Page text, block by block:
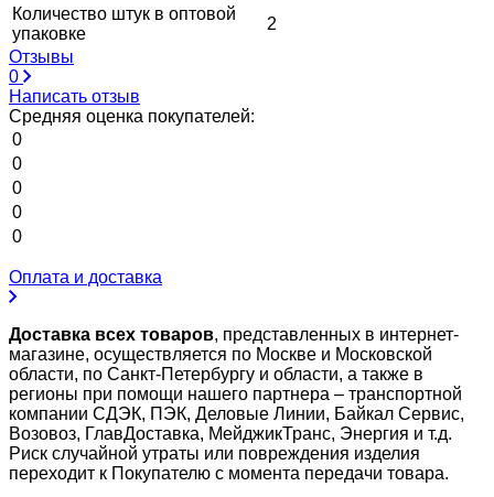
Количество штук в оптовой
упаковке
2
Отзывы
0
Написать отзыв
Средняя оценка покупателей:
0
0
0
0
0
Оплата и доставка
Доставка всех товаров, представленных в интернет-
магазине, осуществляется по Москве и Московской
области, по Санкт-Петербургу и области, а также в
регионы при помощи нашего партнера – транспортной
компании СДЭК, ПЭК, Деловые Линии, Байкал Сервис,
Возовоз, ГлавДоставка, МейджикТранс, Энергия и т.д.
Риск случайной утраты или повреждения изделия
переходит к Покупателю с момента передачи товара.